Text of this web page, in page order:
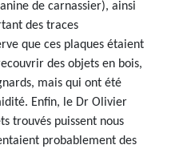
de carnassier), ainsi
des traces
que ces plaques étaient
des objets en bois,
mais qui ont été
Enfin, le Dr Olivier
trouvés puissent nous
probablement des